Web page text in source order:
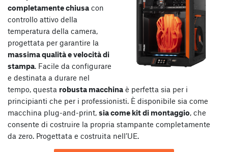
completamente chiusa con
controllo attivo della
temperatura della camera,
progettata per garantire la
massima qualità e velocità di
stampa. Facile da configurare
e destinata a durare nel
tempo, questa robusta macchina è perfetta sia per i
principianti che per i professionisti. È disponibile sia come
macchina plug-and-print, sia come kit di montaggio, che
consente di costruire la propria stampante completamente
da zero. Progettata e costruita nell’UE.